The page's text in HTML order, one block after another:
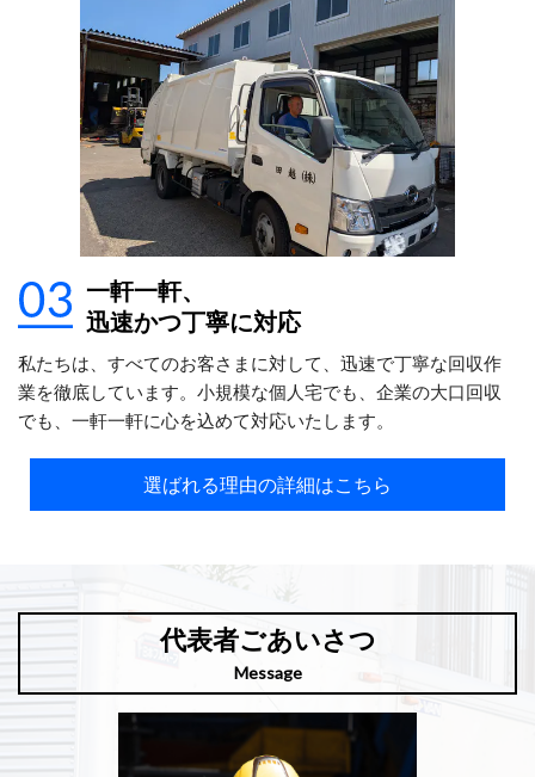
一軒一軒、
迅速かつ丁寧に対応
私たちは、すべてのお客さまに対して、迅速で丁寧な回収作
業を徹底しています。小規模な個人宅でも、企業の大口回収
でも、一軒一軒に心を込めて対応いたします。
選ばれる理由の詳細はこちら
代表者ごあいさつ
Message